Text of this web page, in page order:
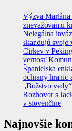
Výzva Mariána
znevažovaniu
Nelegálna
skandujú svoje
Cirkev v
vernosť
Španielska
ochrany hraníc
„Božstvo
Rozhovor s
v slovenčine
Najnovšie